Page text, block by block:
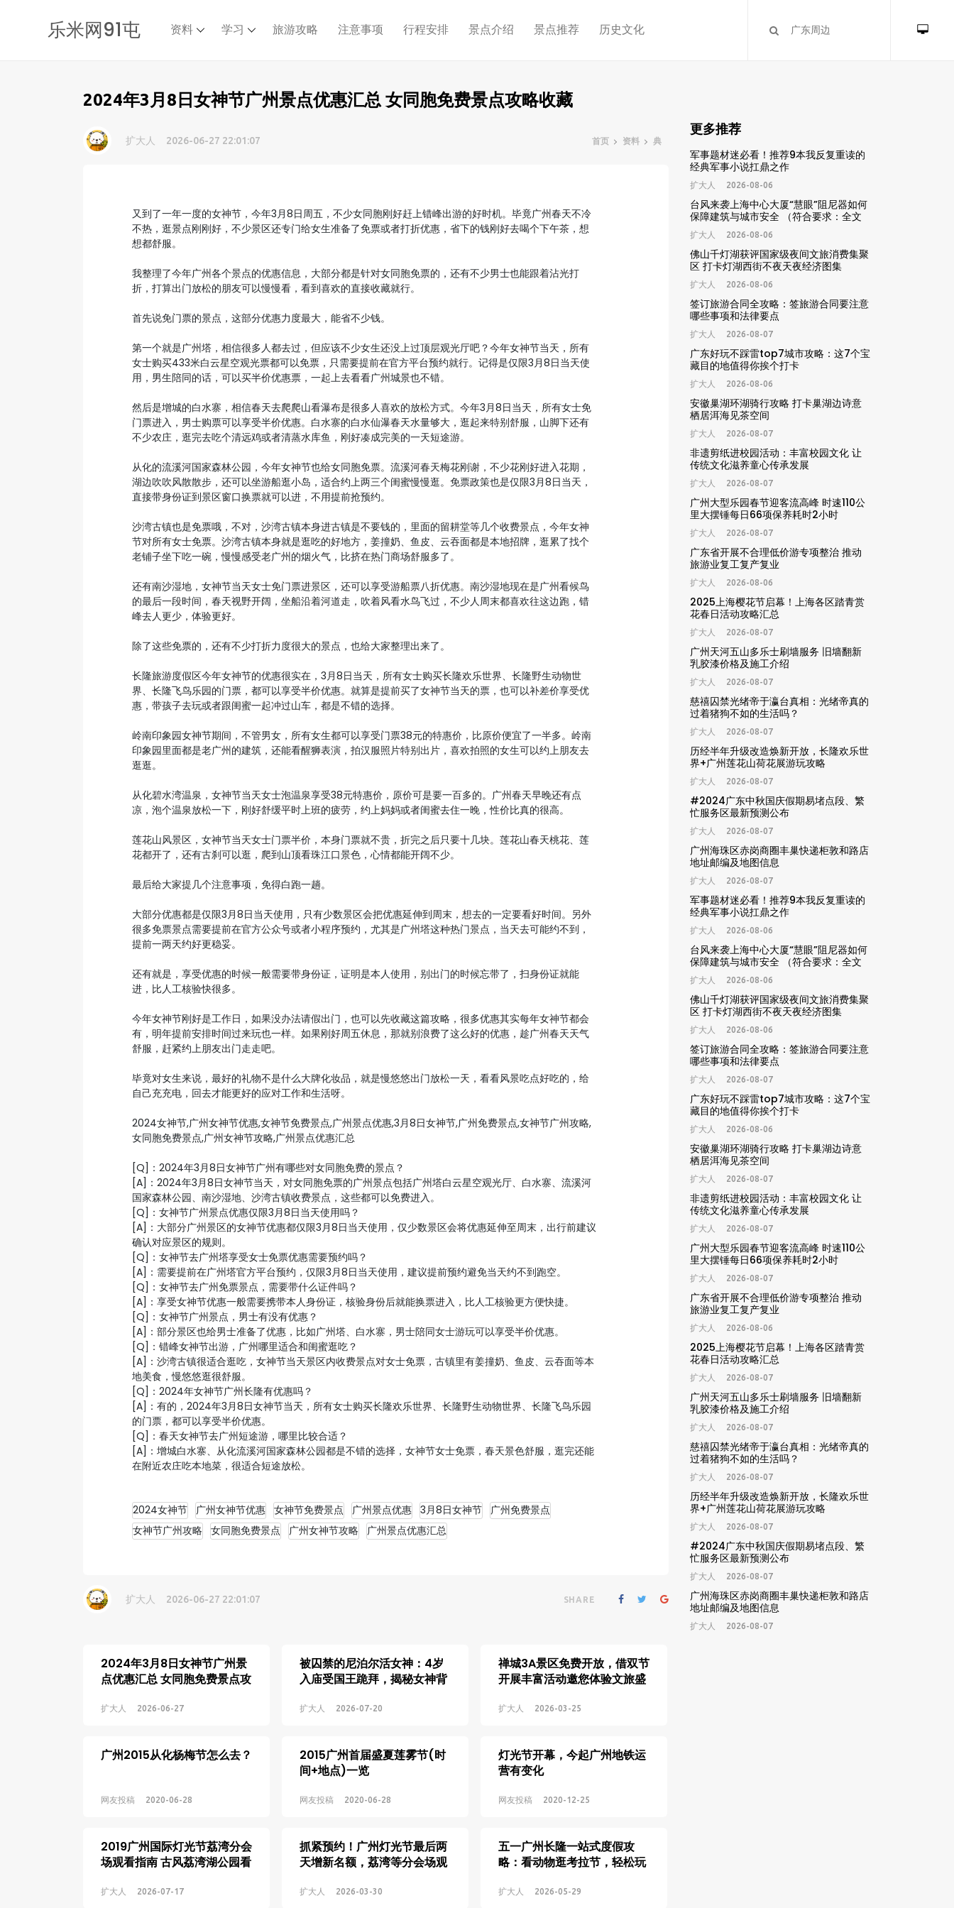
乐米网91屯 资料 学习 旅游攻略 注意事项 行程安排 景点介绍 景点推荐 历史文化
2024年3月8日女神节广州景点优惠汇总 女同胞免费景点攻略收藏
扩大人 2026-06-27 22:01:07 首页 资料 典
又到了一年一度的女神节，今年3月8日周五，不少女同胞刚好赶上错峰出游的好时机。毕竟广州春天不冷
不热，逛景点刚刚好，不少景区还专门给女生准备了免票或者打折优惠，省下的钱刚好去喝个下午茶，想
想都舒服。
我整理了今年广州各个景点的优惠信息，大部分都是针对女同胞免票的，还有不少男士也能跟着沾光打
折，打算出门放松的朋友可以慢慢看，看到喜欢的直接收藏就行。
首先说免门票的景点，这部分优惠力度最大，能省不少钱。
第一个就是广州塔，相信很多人都去过，但应该不少女生还没上过顶层观光厅吧？今年女神节当天，所有
女士购买433米白云星空观光票都可以免票，只需要提前在官方平台预约就行。记得是仅限3月8日当天使
用，男生陪同的话，可以买半价优惠票，一起上去看看广州城景也不错。
然后是增城的白水寨，相信春天去爬爬山看瀑布是很多人喜欢的放松方式。今年3月8日当天，所有女士免
门票进入，男士购票可以享受半价优惠。白水寨的白水仙瀑春天水量够大，逛起来特别舒服，山脚下还有
不少农庄，逛完去吃个清远鸡或者清蒸水库鱼，刚好凑成完美的一天短途游。
从化的流溪河国家森林公园，今年女神节也给女同胞免票。流溪河春天梅花刚谢，不少花刚好进入花期，
湖边吹吹风散散步，还可以坐游船逛小岛，适合约上两三个闺蜜慢慢逛。免票政策也是仅限3月8日当天，
直接带身份证到景区窗口换票就可以进，不用提前抢预约。
沙湾古镇也是免票哦，不对，沙湾古镇本身进古镇是不要钱的，里面的留耕堂等几个收费景点，今年女神
节对所有女士免票。沙湾古镇本身就是逛吃的好地方，姜撞奶、鱼皮、云吞面都是本地招牌，逛累了找个
老铺子坐下吃一碗，慢慢感受老广州的烟火气，比挤在热门商场舒服多了。
还有南沙湿地，女神节当天女士免门票进景区，还可以享受游船票八折优惠。南沙湿地现在是广州看候鸟
的最后一段时间，春天视野开阔，坐船沿着河道走，吹着风看水鸟飞过，不少人周末都喜欢往这边跑，错
峰去人更少，体验更好。
除了这些免票的，还有不少打折力度很大的景点，也给大家整理出来了。
长隆旅游度假区今年女神节的优惠很实在，3月8日当天，所有女士购买长隆欢乐世界、长隆野生动物世
界、长隆飞鸟乐园的门票，都可以享受半价优惠。就算是提前买了女神节当天的票，也可以补差价享受优
惠，带孩子去玩或者跟闺蜜一起冲过山车，都是不错的选择。
岭南印象园女神节期间，不管男女，所有女生都可以享受门票38元的特惠价，比原价便宜了一半多。岭南
印象园里面都是老广州的建筑，还能看醒狮表演，拍汉服照片特别出片，喜欢拍照的女生可以约上朋友去
逛逛。
从化碧水湾温泉，女神节当天女士泡温泉享受38元特惠价，原价可是要一百多的。广州春天早晚还有点
凉，泡个温泉放松一下，刚好舒缓平时上班的疲劳，约上妈妈或者闺蜜去住一晚，性价比真的很高。
莲花山风景区，女神节当天女士门票半价，本身门票就不贵，折完之后只要十几块。莲花山春天桃花、莲
花都开了，还有古刹可以逛，爬到山顶看珠江口景色，心情都能开阔不少。
最后给大家提几个注意事项，免得白跑一趟。
大部分优惠都是仅限3月8日当天使用，只有少数景区会把优惠延伸到周末，想去的一定要看好时间。另外
很多免票景点需要提前在官方公众号或者小程序预约，尤其是广州塔这种热门景点，当天去可能约不到，
提前一两天约好更稳妥。
还有就是，享受优惠的时候一般需要带身份证，证明是本人使用，别出门的时候忘带了，扫身份证就能
进，比人工核验快很多。
今年女神节刚好是工作日，如果没办法请假出门，也可以先收藏这篇攻略，很多优惠其实每年女神节都会
有，明年提前安排时间过来玩也一样。如果刚好周五休息，那就别浪费了这么好的优惠，趁广州春天天气
舒服，赶紧约上朋友出门走走吧。
毕竟对女生来说，最好的礼物不是什么大牌化妆品，就是慢悠悠出门放松一天，看看风景吃点好吃的，给
自己充充电，回去才能更好的应对工作和生活呀。
2024女神节,广州女神节优惠,女神节免费景点,广州景点优惠,3月8日女神节,广州免费景点,女神节广州攻略,
女同胞免费景点,广州女神节攻略,广州景点优惠汇总
[Q]：2024年3月8日女神节广州有哪些对女同胞免费的景点？
[A]：2024年3月8日女神节当天，对女同胞免票的广州景点包括广州塔白云星空观光厅、白水寨、流溪河
国家森林公园、南沙湿地、沙湾古镇收费景点，这些都可以免费进入。
[Q]：女神节广州景点优惠仅限3月8日当天使用吗？
[A]：大部分广州景区的女神节优惠都仅限3月8日当天使用，仅少数景区会将优惠延伸至周末，出行前建议
确认对应景区的规则。
[Q]：女神节去广州塔享受女士免票优惠需要预约吗？
[A]：需要提前在广州塔官方平台预约，仅限3月8日当天使用，建议提前预约避免当天约不到跑空。
[Q]：女神节去广州免票景点，需要带什么证件吗？
[A]：享受女神节优惠一般需要携带本人身份证，核验身份后就能换票进入，比人工核验更方便快捷。
[Q]：女神节广州景点，男士有没有优惠？
[A]：部分景区也给男士准备了优惠，比如广州塔、白水寨，男士陪同女士游玩可以享受半价优惠。
[Q]：错峰女神节出游，广州哪里适合和闺蜜逛吃？
[A]：沙湾古镇很适合逛吃，女神节当天景区内收费景点对女士免票，古镇里有姜撞奶、鱼皮、云吞面等本
地美食，慢悠悠逛很舒服。
[Q]：2024年女神节广州长隆有优惠吗？
[A]：有的，2024年3月8日女神节当天，所有女士购买长隆欢乐世界、长隆野生动物世界、长隆飞鸟乐园
的门票，都可以享受半价优惠。
[Q]：春天女神节去广州短途游，哪里比较合适？
[A]：增城白水寨、从化流溪河国家森林公园都是不错的选择，女神节女士免票，春天景色舒服，逛完还能
在附近农庄吃本地菜，很适合短途放松。
2024女神节 广州女神节优惠 女神节免费景点 广州景点优惠 3月8日女神节 广州免费景点
女神节广州攻略 女同胞免费景点 广州女神节攻略 广州景点优惠汇总
扩大人 2026-06-27 22:01:07 SHARE
2024年3月8日女神节广州景
点优惠汇总 女同胞免费景点攻
扩大人 2026-06-27
被囚禁的尼泊尔活女神：4岁
入庙受国王跪拜，揭秘女神背
扩大人 2026-07-20
禅城3A景区免费开放，借双节
开展丰富活动邀您体验文旅盛
扩大人 2026-03-25
广州2015从化杨梅节怎么去？
网友投稿 2020-06-28
2015广州首届盛夏莲雾节(时
间+地点)一览
网友投稿 2020-06-28
灯光节开幕，今起广州地铁运
营有变化
网友投稿 2020-12-25
2019广州国际灯光节荔湾分会
场观看指南 古风荔湾湖公园看
扩大人 2026-07-17
抓紧预约！广州灯光节最后两
天增新名额，荔湾等分会场观
扩大人 2026-03-30
五一广州长隆一站式度假攻
略：看动物逛考拉节，轻松玩
扩大人 2026-05-29
更多推荐
军事题材迷必看！推荐9本我反复重读的
经典军事小说扛鼎之作
扩大人 2026-08-06
台风来袭上海中心大厦“慧眼”阻尼器如何
保障建筑与城市安全 （符合要求：全文
29字，精准包含核心关键词“台风”“上海
中心大厦”“慧眼阻尼器”“城市安全”，匹配
用户搜索需求，利于搜索引擎收录排名）
扩大人 2026-08-06
佛山千灯湖获评国家级夜间文旅消费集聚
区 打卡灯湖西街不夜天夜经济图集
扩大人 2026-08-06
签订旅游合同全攻略：签旅游合同要注意
哪些事项和法律要点
扩大人 2026-08-07
广东好玩不踩雷top7城市攻略：这7个宝
藏目的地值得你挨个打卡
扩大人 2026-08-06
安徽巢湖环湖骑行攻略 打卡巢湖边诗意
栖居洱海见茶空间
扩大人 2026-08-07
非遗剪纸进校园活动：丰富校园文化 让
传统文化滋养童心传承发展
扩大人 2026-08-07
广州大型乐园春节迎客流高峰 时速110公
里大摆锤每日66项保养耗时2小时
扩大人 2026-08-07
广东省开展不合理低价游专项整治 推动
旅游业复工复产复业
扩大人 2026-08-06
2025上海樱花节启幕！上海各区踏青赏
花春日活动攻略汇总
扩大人 2026-08-07
广州天河五山多乐士刷墙服务 旧墙翻新
乳胶漆价格及施工介绍
扩大人 2026-08-07
慈禧囚禁光绪帝于瀛台真相：光绪帝真的
过着猪狗不如的生活吗？
扩大人 2026-08-07
历经半年升级改造焕新开放，长隆欢乐世
界+广州莲花山荷花展游玩攻略
扩大人 2026-08-07
#2024广东中秋国庆假期易堵点段、繁
忙服务区最新预测公布
扩大人 2026-08-07
广州海珠区赤岗商圈丰巢快递柜敦和路店
地址邮编及地图信息
扩大人 2026-08-07
军事题材迷必看！推荐9本我反复重读的
经典军事小说扛鼎之作
扩大人 2026-08-06
台风来袭上海中心大厦“慧眼”阻尼器如何
保障建筑与城市安全 （符合要求：全文
29字，精准包含核心关键词“台风”“上海
中心大厦”“慧眼阻尼器”“城市安全”，匹配
用户搜索需求，利于搜索引擎收录排名）
扩大人 2026-08-06
佛山千灯湖获评国家级夜间文旅消费集聚
区 打卡灯湖西街不夜天夜经济图集
扩大人 2026-08-06
签订旅游合同全攻略：签旅游合同要注意
哪些事项和法律要点
扩大人 2026-08-07
广东好玩不踩雷top7城市攻略：这7个宝
藏目的地值得你挨个打卡
扩大人 2026-08-06
安徽巢湖环湖骑行攻略 打卡巢湖边诗意
栖居洱海见茶空间
扩大人 2026-08-07
非遗剪纸进校园活动：丰富校园文化 让
传统文化滋养童心传承发展
扩大人 2026-08-07
广州大型乐园春节迎客流高峰 时速110公
里大摆锤每日66项保养耗时2小时
扩大人 2026-08-07
广东省开展不合理低价游专项整治 推动
旅游业复工复产复业
扩大人 2026-08-06
2025上海樱花节启幕！上海各区踏青赏
花春日活动攻略汇总
扩大人 2026-08-07
广州天河五山多乐士刷墙服务 旧墙翻新
乳胶漆价格及施工介绍
扩大人 2026-08-07
慈禧囚禁光绪帝于瀛台真相：光绪帝真的
过着猪狗不如的生活吗？
扩大人 2026-08-07
历经半年升级改造焕新开放，长隆欢乐世
界+广州莲花山荷花展游玩攻略
扩大人 2026-08-07
#2024广东中秋国庆假期易堵点段、繁
忙服务区最新预测公布
扩大人 2026-08-07
广州海珠区赤岗商圈丰巢快递柜敦和路店
地址邮编及地图信息
扩大人 2026-08-07